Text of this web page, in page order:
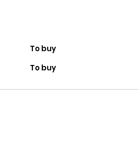
To buy
To buy